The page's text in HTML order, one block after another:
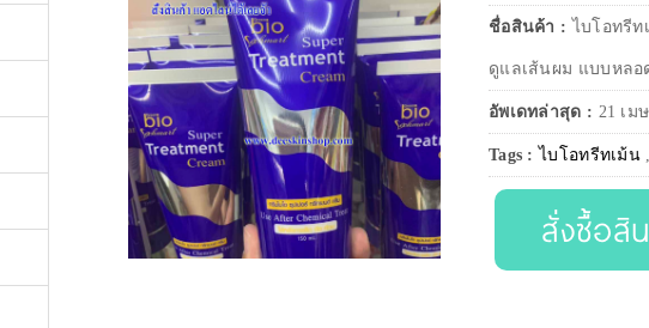
ชื่อสินค้า : ไบโอทรีท
ดูแลเส้นผม แบบหลอ
อัพเดทล่าสุด : 21 เม
Tags :ไบโอทรีทเม้น
สั่งซื้อสิ